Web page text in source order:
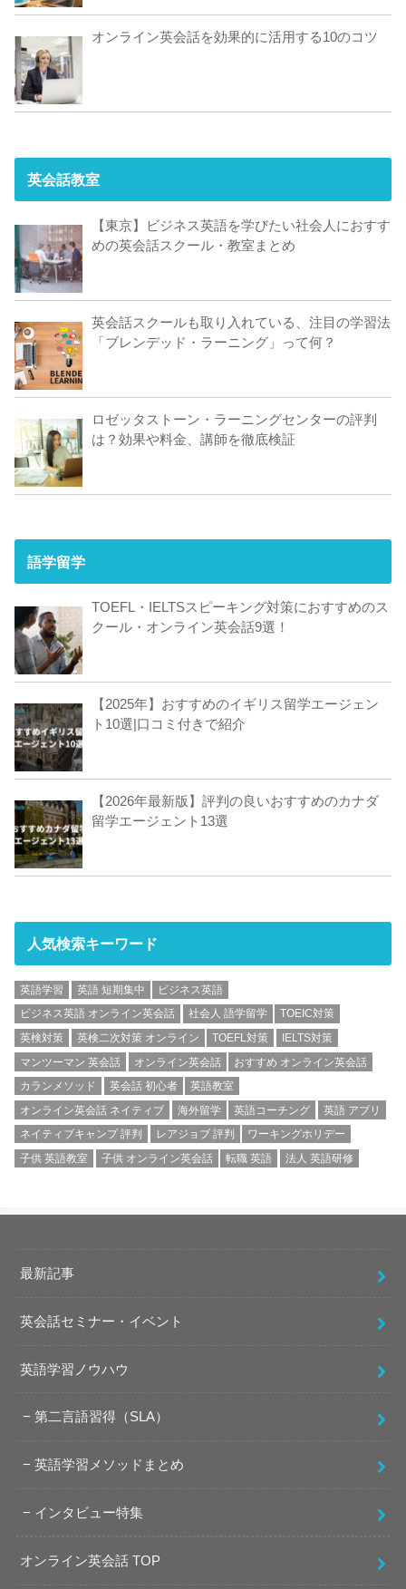
オンライン英会話を効果的に活用する10のコツ
英会話教室
【東京】ビジネス英語を学びたい社会人におすす
めの英会話スクール・教室まとめ
英会話スクールも取り入れている、注目の学習法
「ブレンデッド・ラーニング」って何？
ロゼッタストーン・ラーニングセンターの評判
は？効果や料金、講師を徹底検証
語学留学
TOEFL・IELTSスピーキング対策におすすめのス
クール・オンライン英会話9選！
【2025年】おすすめのイギリス留学エージェン
ト10選|口コミ付きで紹介
【2026年最新版】評判の良いおすすめのカナダ
留学エージェント13選
人気検索キーワード
英語学習 英語 短期集中
ビジネス英語
ビジネス英語 オンライン英会話
社会人 語学留学
TOEIC対策
英検対策
英検二次対策 オンライン TOEFL対策
IELTS対策
マンツーマン 英会話
オンライン英会話
おすすめ オンライン英会話
カランメソッド
英会話 初心者
英語教室
オンライン英会話 ネイティブ
海外留学 英語コーチング
英語 アプリ
ネイティブキャンプ 評判
レアジョブ 評判
ワーキングホリデー
子供 英語教室
子供 オンライン英会話 転職 英語 法人 英語研修
最新記事
英会話セミナー・イベント
英語学習ノウハウ
第二言語習得（SLA）
英語学習メソッドまとめ
インタビュー特集
オンライン英会話 TOP